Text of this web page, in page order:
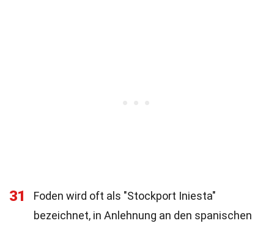
31
Foden wird oft als "Stockport Iniesta"
bezeichnet, in Anlehnung an den spanischen